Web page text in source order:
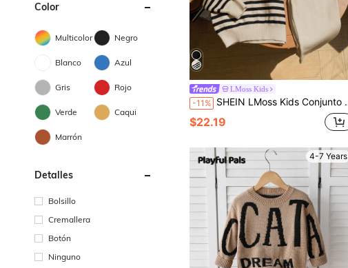
Color
Multicolor Negro
Blanco Azul
Gris Rojo
Verde Caqui
Marrón
Detalles
Bolsillo
Cremallera
Botón
Ninguno
LMoss Kids
-11% SHEIN LMoss Kids Conjunto de 2 piezas para niños, suéter a rayas negro y blanco, pantalones blancos de otoño, cárdigan con cuello alto, ropa casual para la escuela, invierno, regreso a clases
$22.19
4-7 Years